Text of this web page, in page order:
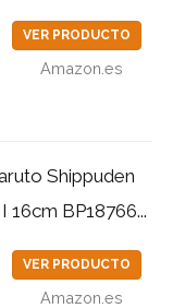
VER PRODUCTO
Amazon.es
Shippuden
BP18766...
VER PRODUCTO
Amazon.es